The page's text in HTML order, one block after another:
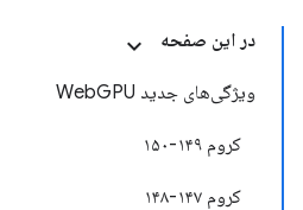
در این صفحه
ویژگی‌های جدید WebGPU
کروم ۱۴۹-۱۵۰
کروم ۱۴۷-۱۴۸